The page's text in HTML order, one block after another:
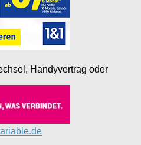
Handyvertrag oder